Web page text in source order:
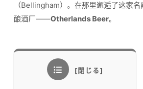
（Bellingham）。在那里邂逅了这家名
酿酒厂——Otherlands Beer。